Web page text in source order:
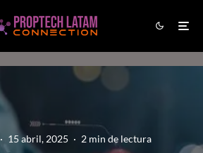
· 15 abril, 2025 · 2 min de lectura